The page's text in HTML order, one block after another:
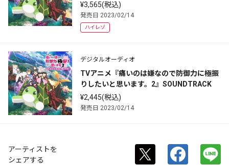
¥3,565(税込)
発売日 2023/02/14
ハイレゾ
デジタルオーディオ
TVアニメ『痛いのは嫌なので防御力に極振
りしたいと思います。2』SOUNDTRACK
¥2,445(税込)
発売日 2023/02/14
アーティストを
シェアする